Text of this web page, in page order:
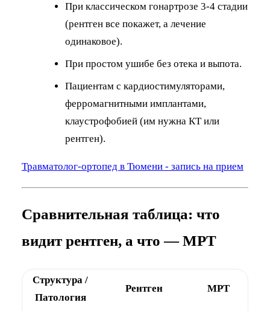
При классическом гонартрозе 3-4 стадии
(рентген все покажет, а лечение
одинаковое).
При простом ушибе без отека и выпота.
Пациентам с кардиостимуляторами,
ферромагнитными имплантами,
клаустрофобией (им нужна КТ или
рентген).
Травматолог-ортопед в Тюмени - запись на прием
Сравнительная таблица: что
видит рентген, а что — МРТ
Структура /
Патология
Рентген МРТ